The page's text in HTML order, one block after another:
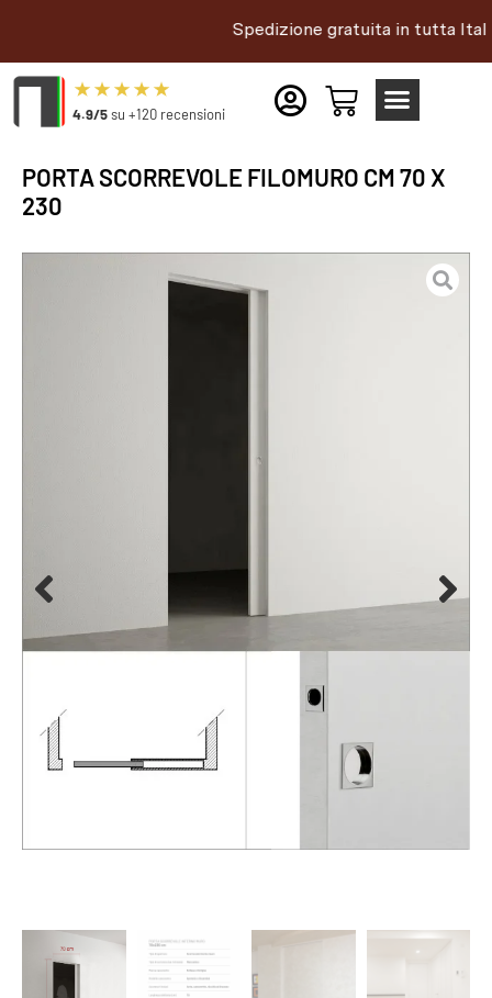
Spedizione gratuita in tutta Italia |
4.9/5su +120 recensioni
PORTA SCORREVOLE FILOMURO CM 70 X
230